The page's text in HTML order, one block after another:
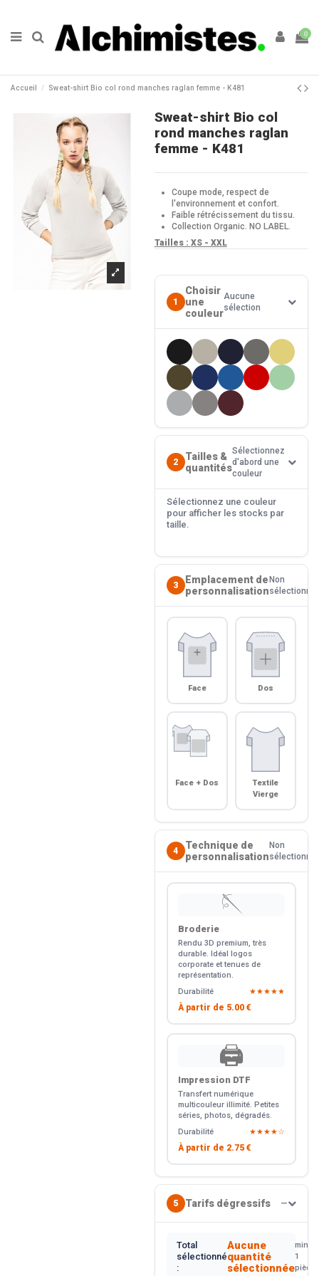
0
Accueil Sweat-shirt Bio col rond manches raglan femme - K481
Sweat-shirt Bio col
rond manches raglan
femme - K481
Coupe mode, respect de
l'environnement et confort.
Faible rétrécissement du tissu.
Collection Organic. NO LABEL.
Tailles : XS - XXL
1
Choisir
une
couleur
Aucune
sélection
2
Tailles &
quantités
Sélectionnez
d'abord une
couleur
Sélectionnez une couleur
pour afficher les stocks par
taille.
3
Emplacement de
personnalisation
Non
sélectionné
Face Dos
Face + Dos
Textile
Vierge
4
Technique de
personnalisation
Non
sélectionné
🪡
Broderie
Rendu 3D premium, très
durable. Idéal logos
corporate et tenues de
représentation.
Durabilité
★★★★★
À partir de 5.00 €
🖨️
Impression DTF
Transfert numérique
multicouleur illimité. Petites
séries, photos, dégradés.
Durabilité
★★★★☆
À partir de 2.75 €
5 Tarifs dégressifs —
Total
sélectionné
:
Aucune
quantité
sélectionnée
min.
1
pièce